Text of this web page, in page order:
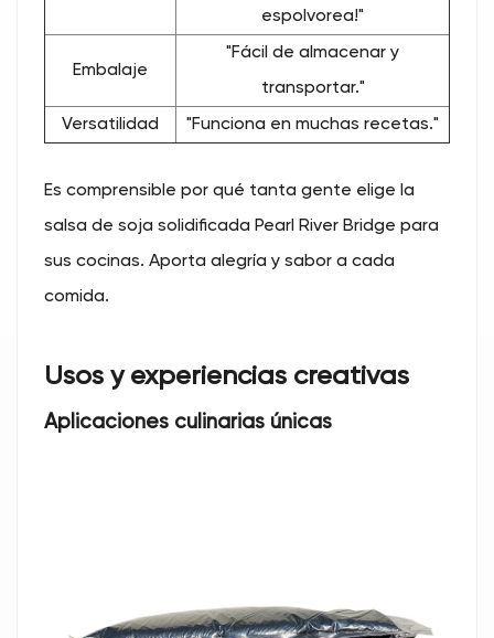
espolvorea!"
Embalaje
"Fácil de almacenar y
transportar."
Versatilidad "Funciona en muchas recetas."
Es comprensible por qué tanta gente elige la
salsa de soja solidificada Pearl River Bridge para
sus cocinas. Aporta alegría y sabor a cada
comida.
Usos y experiencias creativas
Aplicaciones culinarias únicas